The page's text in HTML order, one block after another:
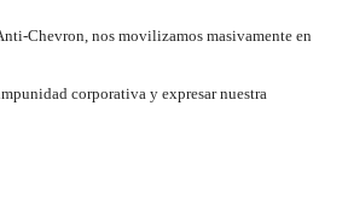
Chevron, nos movilizamos masivamente en
corporativa y expresar nuestra